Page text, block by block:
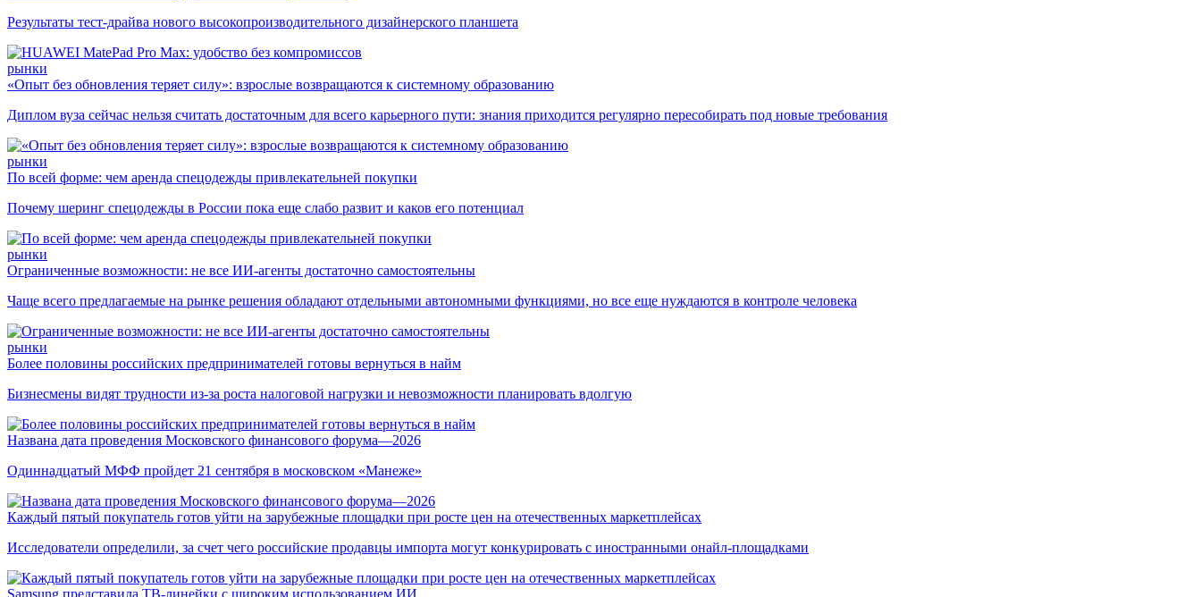
Результаты тест-драйва нового высокопроизводительного дизайнерского планшета
рынки
«Опыт без обновления теряет силу»: взрослые возвращаются к системному образованию
Диплом вуза сейчас нельзя считать достаточным для всего карьерного пути: знания приходится регулярно пересобирать под новые требования
рынки
По всей форме: чем аренда спецодежды привлекательней покупки
Почему шеринг спецодежды в России пока еще слабо развит и каков его потенциал
рынки
Ограниченные возможности: не все ИИ-агенты достаточно самостоятельны
Чаще всего предлагаемые на рынке решения обладают отдельными автономными функциями, но все еще нуждаются в контроле человека
рынки
Более половины российских предпринимателей готовы вернуться в найм
Бизнесмены видят трудности из-за роста налоговой нагрузки и невозможности планировать вдолгую
Названа дата проведения Московского финансового форума—2026
Одиннадцатый МФФ пройдет 21 сентября в московском «Манеже»
Каждый пятый покупатель готов уйти на зарубежные площадки при росте цен на отечественных маркетплейсах
Исследователи определили, за счет чего российские продавцы импорта могут конкурировать с иностранными онайл-площадками
Samsung представила ТВ-линейки с широким использованием ИИ